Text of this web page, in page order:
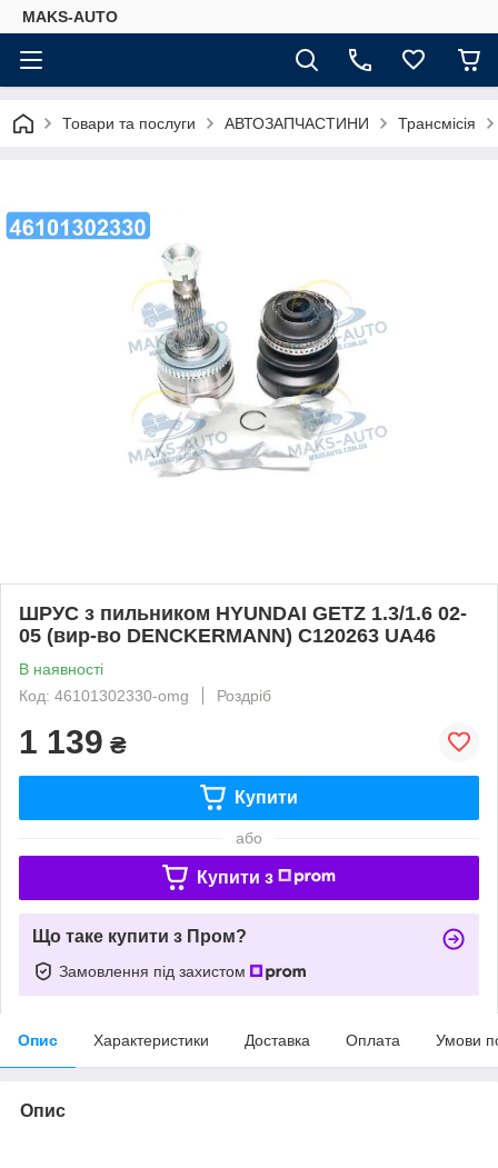
MAKS-AUTO
Товари та послуги АВТОЗАПЧАСТИНИ Трансмісія
ШРУС з пильником HYUNDAI GETZ 1.3/1.6 02-
05 (вир-во DENCKERMANN) C120263 UA46
В наявності
Код: 46101302330-omg
Роздріб
1 139 ₴
Купити
або
Купити з
Що таке купити з Пром?
Замовлення під захистом
Опис Характеристики Доставка Оплата Умови
Опис